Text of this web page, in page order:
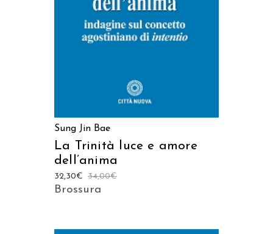
Sung Jin Bae
La Trinità luce e amore
dell’anima
34,00€
32,30€
Brossura